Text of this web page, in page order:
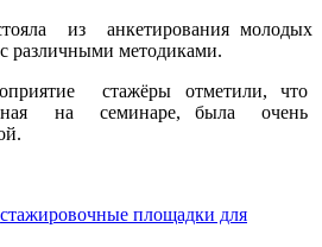
из анкетирования молодых
различными методиками.
стажёры отметили, что
на семинаре, была очень
стажировочные площадки для